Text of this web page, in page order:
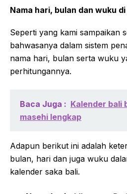
Nama hari, bulan dan wuku
Seperti yang kami sampaikan
bahwasanya dalam sistem
nama hari, bulan serta wuku
perhitungannya.
Baca Juga : Kalender bali
masehi lengkap
Adapun berikut ini adalah
bulan, hari dan juga wuku
kalender saka bali.